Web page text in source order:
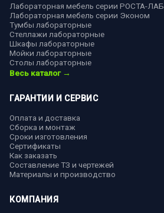
Лабораторная мебель серии РОСТА-ЛАБ
Лабораторная мебель серии Эконом
Тумбы лабораторные
Стеллажи лабораторные
Шкафы лабораторные
Мойки лабораторные
Столы лабораторные
Весь каталог →
ГАРАНТИИ И СЕРВИС
Оплата и доставка
Сборка и монтаж
Сроки изготовления
Сертификаты
Как заказать
Составление ТЗ и чертежей
Материалы и производство
КОМПАНИЯ